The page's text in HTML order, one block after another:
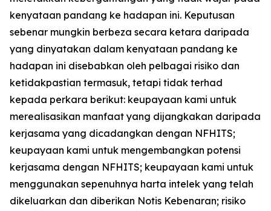
kenyataan pandang ke hadapan ini. Keputusan
sebenar mungkin berbeza secara ketara daripada
yang dinyatakan dalam kenyataan pandang ke
hadapan ini disebabkan oleh pelbagai risiko dan
ketidakpastian termasuk, tetapi tidak terhad
kepada perkara berikut: keupayaan kami untuk
merealisasikan manfaat yang dijangkakan daripada
kerjasama yang dicadangkan dengan NFHITS;
keupayaan kami untuk mengembangkan potensi
kerjasama dengan NFHITS; keupayaan kami untuk
menggunakan sepenuhnya harta intelek yang telah
dikeluarkan dan diberikan Notis Kebenaran; risiko